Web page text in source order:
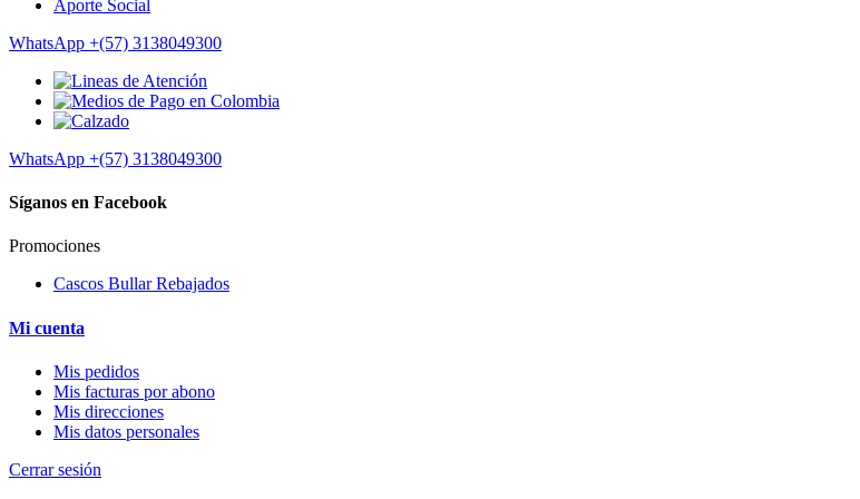
Aporte Social
WhatsApp +(57) 3138049300
WhatsApp +(57) 3138049300
Síganos en Facebook
Promociones
Cascos Bullar Rebajados
Mi cuenta
Mis pedidos
Mis facturas por abono
Mis direcciones
Mis datos personales
Cerrar sesión